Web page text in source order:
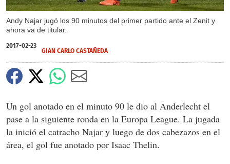
Andy Najar jugó los 90 minutos del primer partido ante el Zenit y
ahora va de titular.
2017-02-23
GIAN CARLO CASTAÑEDA
Un gol anotado en el minuto 90 le dio al Anderlecht el
pase a la siguiente ronda en la Europa League. La jugada
la inició el catracho Najar y luego de dos cabezazos en el
área, el gol fue anotado por Isaac Thelin.